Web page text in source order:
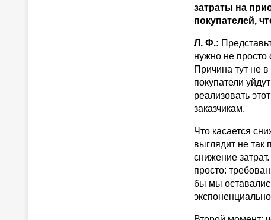
затраты на
покупателей,
Л. Ф.:
нужно не просто
Причина тут не
покупатели
реализовать
заказчикам.
Что касается
выглядит не
снижение
просто:
бы мы